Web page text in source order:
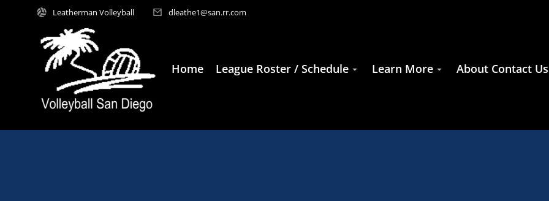
Leatherman Volleyball dleathe1@san.rr.com
Home League Roster / Schedule Learn More About Contact Us